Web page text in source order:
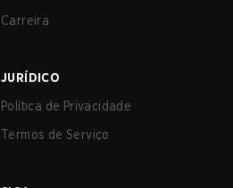
Carreira
JURÍDICO
Política de Privacidade
Termos de Serviço